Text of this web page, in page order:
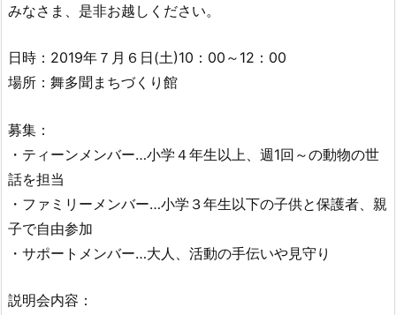
みなさま、是非お越しください。
日時：2019年７月６日(土)10：00～12：00
場所：舞多聞まちづくり館
募集：
・ティーンメンバー…小学４年生以上、週1回～の動物の世
話を担当
・ファミリーメンバー…小学３年生以下の子供と保護者、親
子で自由参加
・サポートメンバー…大人、活動の手伝いや見守り
説明会内容：